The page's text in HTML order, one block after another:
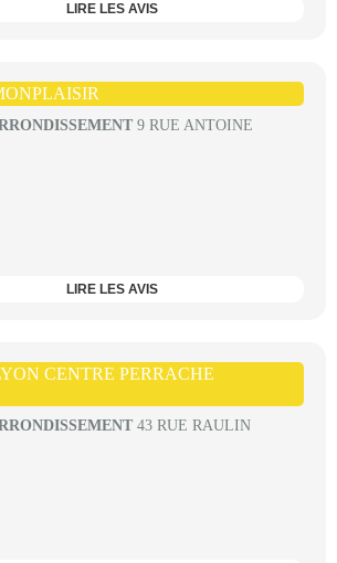
LIRE LES AVIS
9 RUE ANTOINE
LIRE LES AVIS
CENTRE PERRACHE
43 RUE RAULIN